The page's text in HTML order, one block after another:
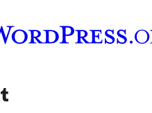
ကျွန်ုပ်တို့၏ Tumblr အကောင့်သို့ ဝင်ရောက်ကြည့်ရှုရန်